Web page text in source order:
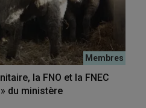
la FNO et la FNEC
du ministère